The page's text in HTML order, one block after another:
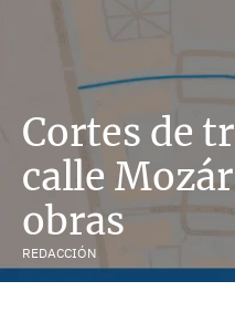
Cortes de
calle
obras
REDACCIÓN